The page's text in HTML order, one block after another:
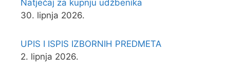
Natječaj za kupnju udžbenika
30. lipnja 2026.
UPIS I ISPIS IZBORNIH PREDMETA
2. lipnja 2026.